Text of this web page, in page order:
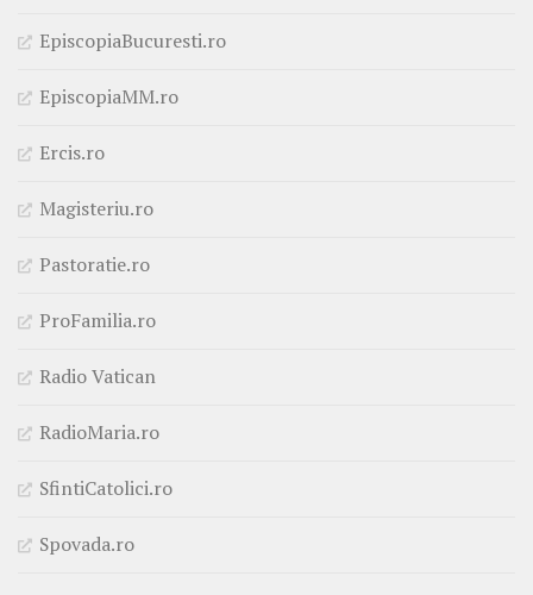
EpiscopiaBucuresti.ro
EpiscopiaMM.ro
Ercis.ro
Magisteriu.ro
Pastoratie.ro
ProFamilia.ro
Radio Vatican
RadioMaria.ro
SfintiCatolici.ro
Spovada.ro